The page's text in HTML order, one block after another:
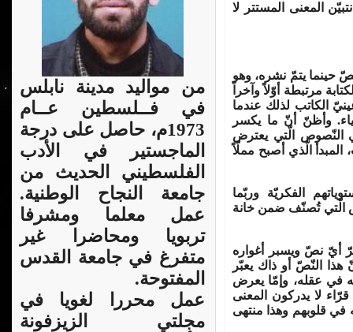
المعنى المستتر لا
حينما يتمّ نشره، وهو
مرتبطة أوّلاً وآخراً
الكاتب لذلك عندما
وأظنّ أنّ ما يكسر
النّصوص الّتي يعترض
المبدأ الّذي أصبح مملّاً
الفكريّة وربّما
الّتي تُصنّف ضمن خانة
أيّ نصّ ويسبر أغواره
هذا النّصّ أو ذاك يعبّر
في عقله، وإمّا يعرض
قرّاء لا يدركون المعنى
قلوبهم وهذا منتهى
من مواليد مدينة نابلس
في فــلسطين عــام
1973م، حاصل على درجة
الماجستير في الأدب
الفلسطيني الحديث من
جامعة النجاح الوطنية.
عمل معلما ومشرفا
تربويا ومحاضرا غير
متفرغ في جامعة القدس
المفتوحة.
عمل محررا لغويا في
مجلتي الزيزفونة